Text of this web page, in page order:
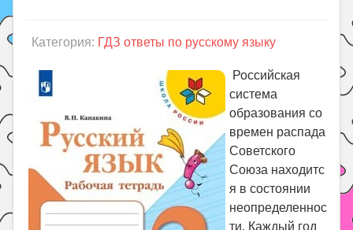
ГДЗ
Праздники
Психология
Летом!
Поиск
Категория: ГДЗ ответы по русскому языку
Российская
система
образования со
времен распада
Советского
Союза находитс
я в состоянии
неопределеннос
ти. Каждый год